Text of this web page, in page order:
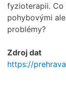
fyzioterapii.
pohybovými
problémy?
Zdroj dat
https://